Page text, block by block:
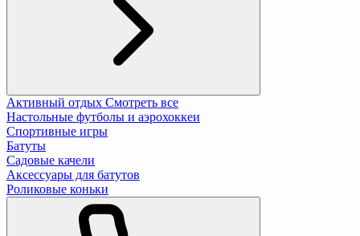
Активный отдых Смотреть все
Настольные футболы и аэрохоккеи
Спортивные игры
Батуты
Садовые качели
Аксессуары для батутов
Роликовые коньки